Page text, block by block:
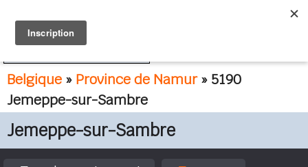
Belgique » Province de Namur» 5190
Jemeppe-sur-Sambre
Jemeppe-sur-Sambre